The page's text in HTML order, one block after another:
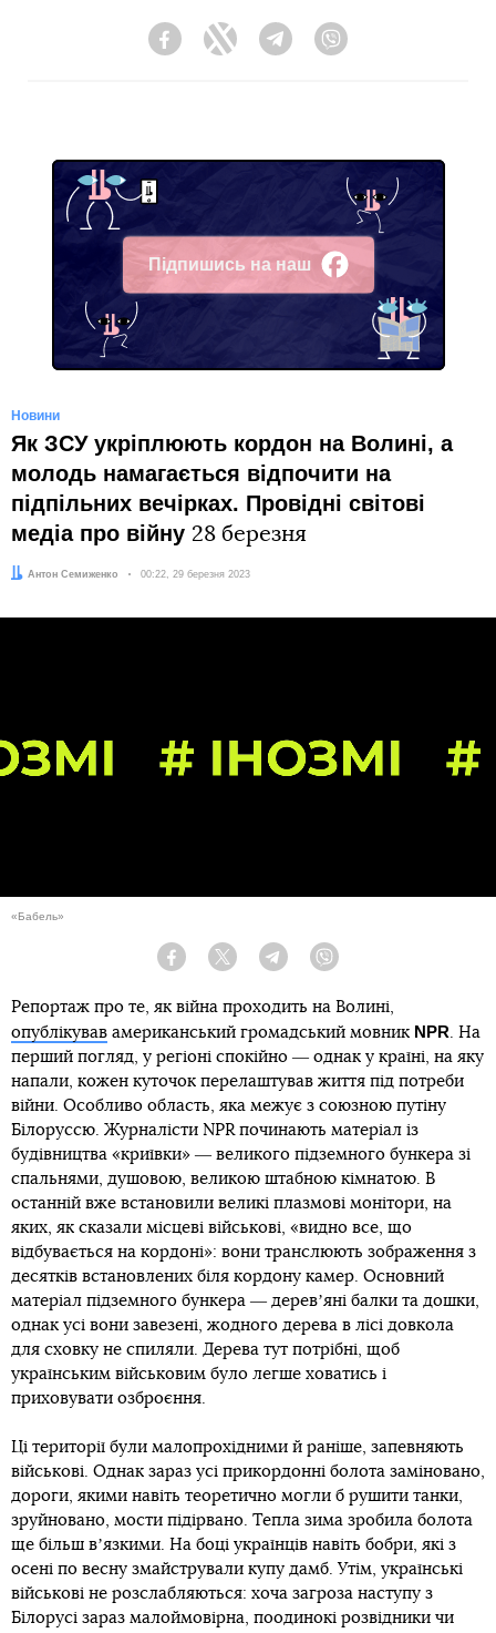
FacebookTwitter Telegram
Підпишись на наш
Facebook
Новини
Як ЗСУ укріплюють кордон на Волині, а
молодь намагається відпочити на
підпільних вечірках. Провідні світові
медіа про війну 28 березня
Автор:
Антон Семиженко Дата:
00:22, 29 березня 2023
«Бабель»
Facebook Twitter Telegram
Репортаж про те, як війна проходить на Волині,
опублікував американський громадський мовник NPR. На
перший погляд, у регіоні спокійно ― однак у країні, на яку
напали, кожен куточок перелаштував життя під потреби
війни. Особливо область, яка межує з союзною путіну
Білоруссю. Журналісти NPR починають матеріал із
будівництва «криївки» ― великого підземного бункера зі
спальнями, душовою, великою штабною кімнатою. В
останній вже встановили великі плазмові монітори, на
яких, як сказали місцеві військові, «видно все, що
відбувається на кордоні»: вони транслюють зображення з
десятків встановлених біля кордону камер. Основний
матеріал підземного бункера ― деревʼяні балки та дошки,
однак усі вони завезені, жодного дерева в лісі довкола
для сховку не спиляли. Дерева тут потрібні, щоб
українським військовим було легше ховатись і
приховувати озброєння.
Ці території були малопрохідними й раніше, запевняють
військові. Однак зараз усі прикордонні болота заміновано,
дороги, якими навіть теоретично могли б рушити танки,
зруйновано, мости підірвано. Тепла зима зробила болота
ще більш вʼязкими. На боці українців навіть бобри, які з
осені по весну змайстрували купу дамб. Утім, українські
військові не розслабляються: хоча загроза наступу з
Білорусі зараз малоймовірна, поодинокі розвідники чи